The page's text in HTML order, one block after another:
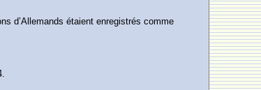
d’Allemands étaient enregistrés comme